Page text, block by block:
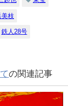
美枝
鉄人28号
の関連記事